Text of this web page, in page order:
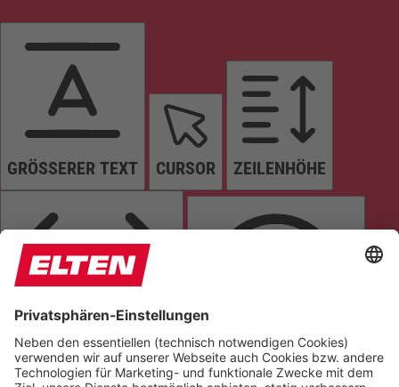
GRÖSSERER TEXT CURSOR ZEILENHÖHE
BUCHSTABENABSTAND LESBARE SCHRIFTART